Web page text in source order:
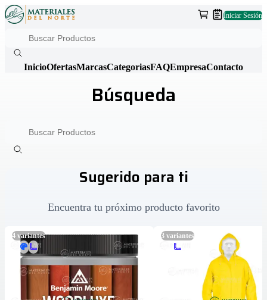
Iniciar Sesión
InicioOfertasMarcasCategoriasFAQEmpresaContacto
Búsqueda
Sugerido para ti
Encuentra tu próximo producto favorito
4 variantes 3 variantes